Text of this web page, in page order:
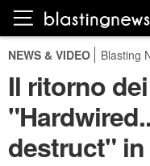
NEWS & VIDEO Blasting
Il ritorno
destruct"